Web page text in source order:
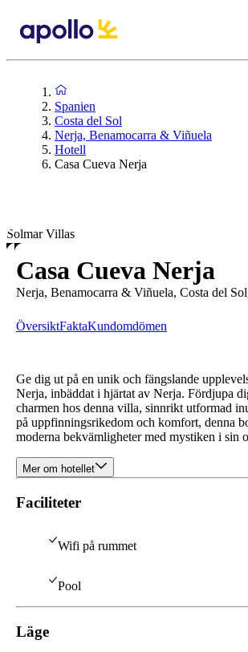
Spanien
Costa del Sol
Nerja, Benamocarra & Viñuela
Hotell
Casa Cueva Nerja
Solmar Villas
Casa Cueva Nerja
Nerja, Benamocarra & Viñuela, Costa del
ÖversiktFaktaKundomdömen
Ge dig ut på en unik och fängslande
Nerja, inbäddat i hjärtat av Nerja. Fördjupa
charmen hos denna villa, sinnrikt utformad
på uppfinningsrikedom och komfort, denna
moderna bekvämligheter med mystiken i sin
Mer om hotellet
Faciliteter
Wifi på rummet
Pool
Läge